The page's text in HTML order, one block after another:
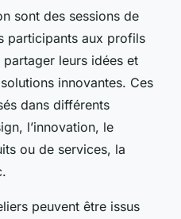
sont des sessions de
participants aux profils
leurs idées et
innovantes. Ces
dans différents
l’innovation, le
ou de services, la
peuvent être issus